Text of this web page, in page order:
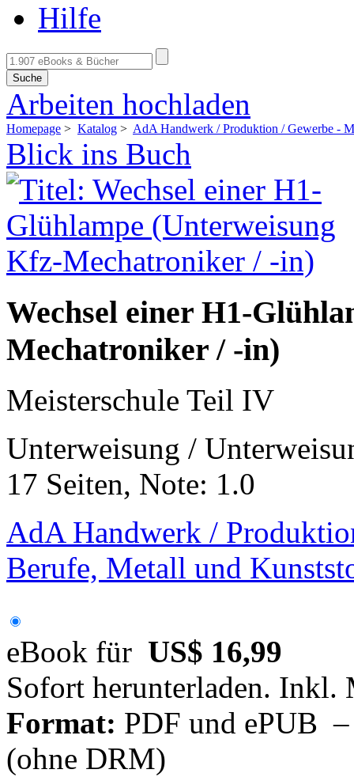
Hilfe
Suche
Arbeiten hochladen
Homepage > Katalog > AdA Handwerk / Produktion / Gewerbe -
Blick ins Buch
Wechsel einer H1-
Mechatroniker / -in)
Meisterschule Teil IV
Unterweisung /
17 Seiten, Note: 1.0
AdA Handwerk /
Berufe, Metall und
eBook für US$ 16,99
Sofort herunterladen. Inkl.
Format: PDF und ePUB
(ohne DRM)